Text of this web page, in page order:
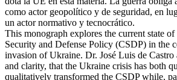
como actor geopolítico y de seguridad, en
un actor normativo y tecnocrático.
This monograph explores the current state
Security and Defense Policy (CSDP) in the
invasion of Ukraine. Dr. José Luis de Castro
and clarity, that the Ukraine crisis has both
qualitatively transformed the CSDP while,